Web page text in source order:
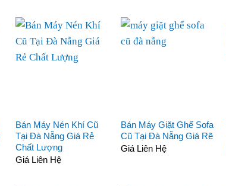
Bán Máy Nén Khí Cũ
Tại Đà Nẵng Giá Rẻ
Chất Lượng
Giá Liên Hệ
Bán Máy Giặt Ghế Sofa
Cũ Tại Đà Nẵng Giá Rẽ
Giá Liên Hệ